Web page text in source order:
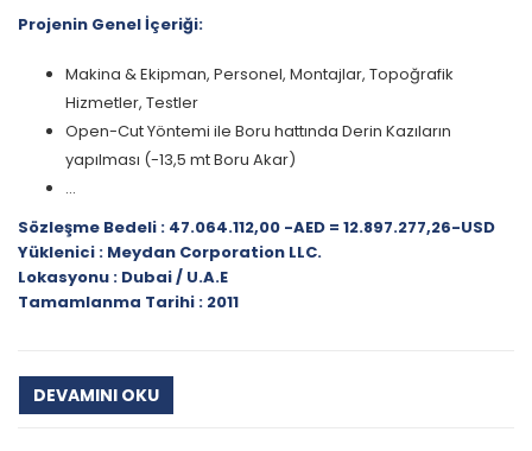
Projenin Genel İçeriği:
Makina & Ekipman, Personel, Montajlar, Topoğrafik
Hizmetler, Testler
Open-Cut Yöntemi ile Boru hattında Derin Kazıların
yapılması (-13,5 mt Boru Akar)
...
Sözleşme Bedeli : 47.064.112,00 -AED = 12.897.277,26-USD
Yüklenici : Meydan Corporation LLC.
Lokasyonu : Dubai / U.A.E
Tamamlanma Tarihi : 2011
DEVAMINI OKU